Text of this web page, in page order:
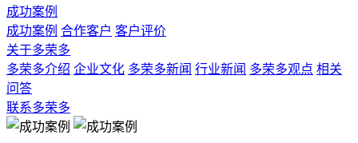
成功案例
成功案例 合作客户 客户评价
关于多荣多
多荣多介绍 企业文化 多荣多新闻 行业新闻 多荣多观点 相关
问答
联系多荣多